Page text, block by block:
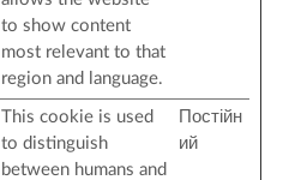
to show content
most relevant to that
region and language.
This cookie is used
to distinguish
between humans and
Постійн
ий